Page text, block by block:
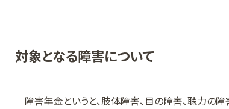
対象となる障害について
障害年金というと、肢体障害、目の障害、聴力の